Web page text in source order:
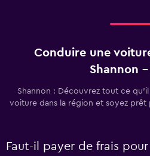
Conduire une
Shannon -
Shannon : Découvrez tout ce
voiture dans la région et soyez
Faut-il payer de frais